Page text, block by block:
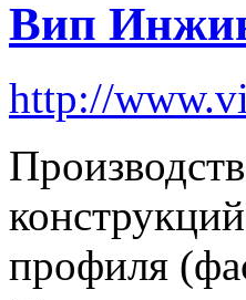
Вип
http://
профиля